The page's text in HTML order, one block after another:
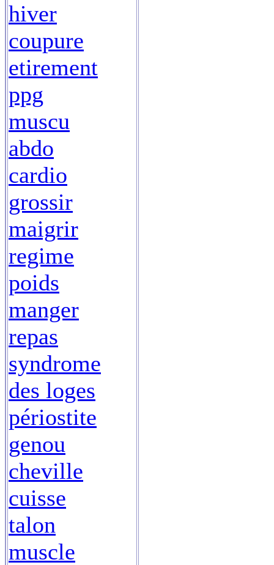
hiver
coupure
etirement
ppg
muscu
abdo
cardio
grossir
maigrir
regime
poids
manger
repas
syndrome
des loges
périostite
genou
cheville
cuisse
talon
muscle